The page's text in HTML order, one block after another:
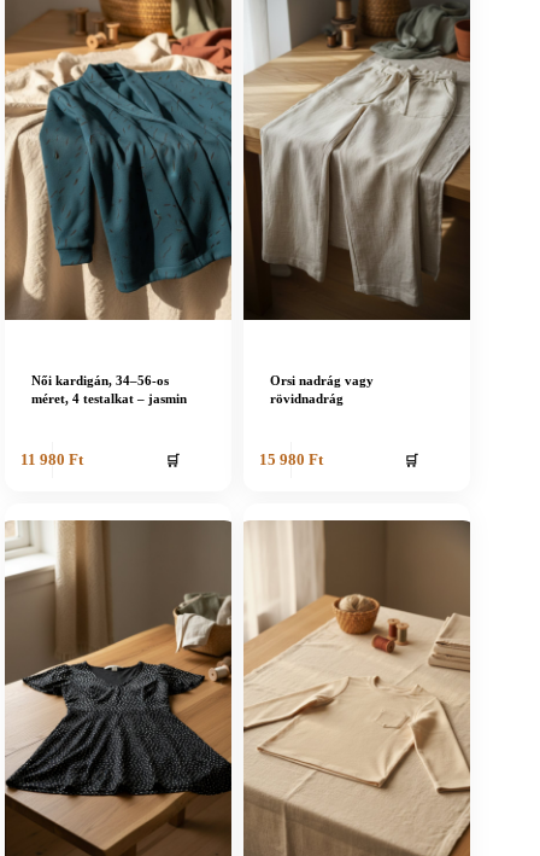
Női kardigán, 34–56-os
méret, 4 testalkat – jasmin
11 980Ft 🛒
Orsi nadrág vagy
rövidnadrág
15 980 Ft 🛒